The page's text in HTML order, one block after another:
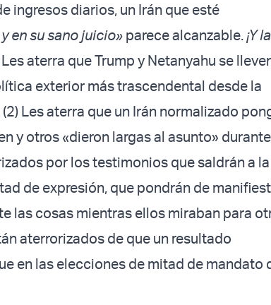
ingresos diarios, un Irán que esté
en su sano juicio» parece alcanzable.¡Y la
aterra que Trump y Netanyahu se
exterior más trascendental desde la
Les aterra que un Irán normalizado
y otros «dieron largas al asunto» durante
por los testimonios que saldrán a
de expresión, que pondrán de
las cosas mientras ellos miraban para
aterrorizados de que un resultado
en las elecciones de mitad de mandato